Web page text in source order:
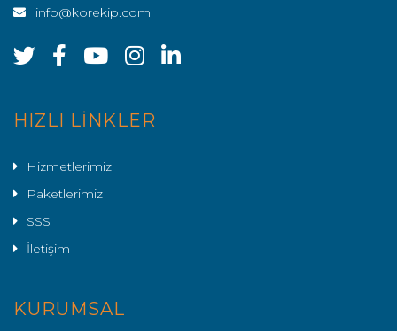
info@korekip.com
HIZLI LİNKLER
Hizmetlerimiz
Paketlerimiz
SSS
İletişim
KURUMSAL